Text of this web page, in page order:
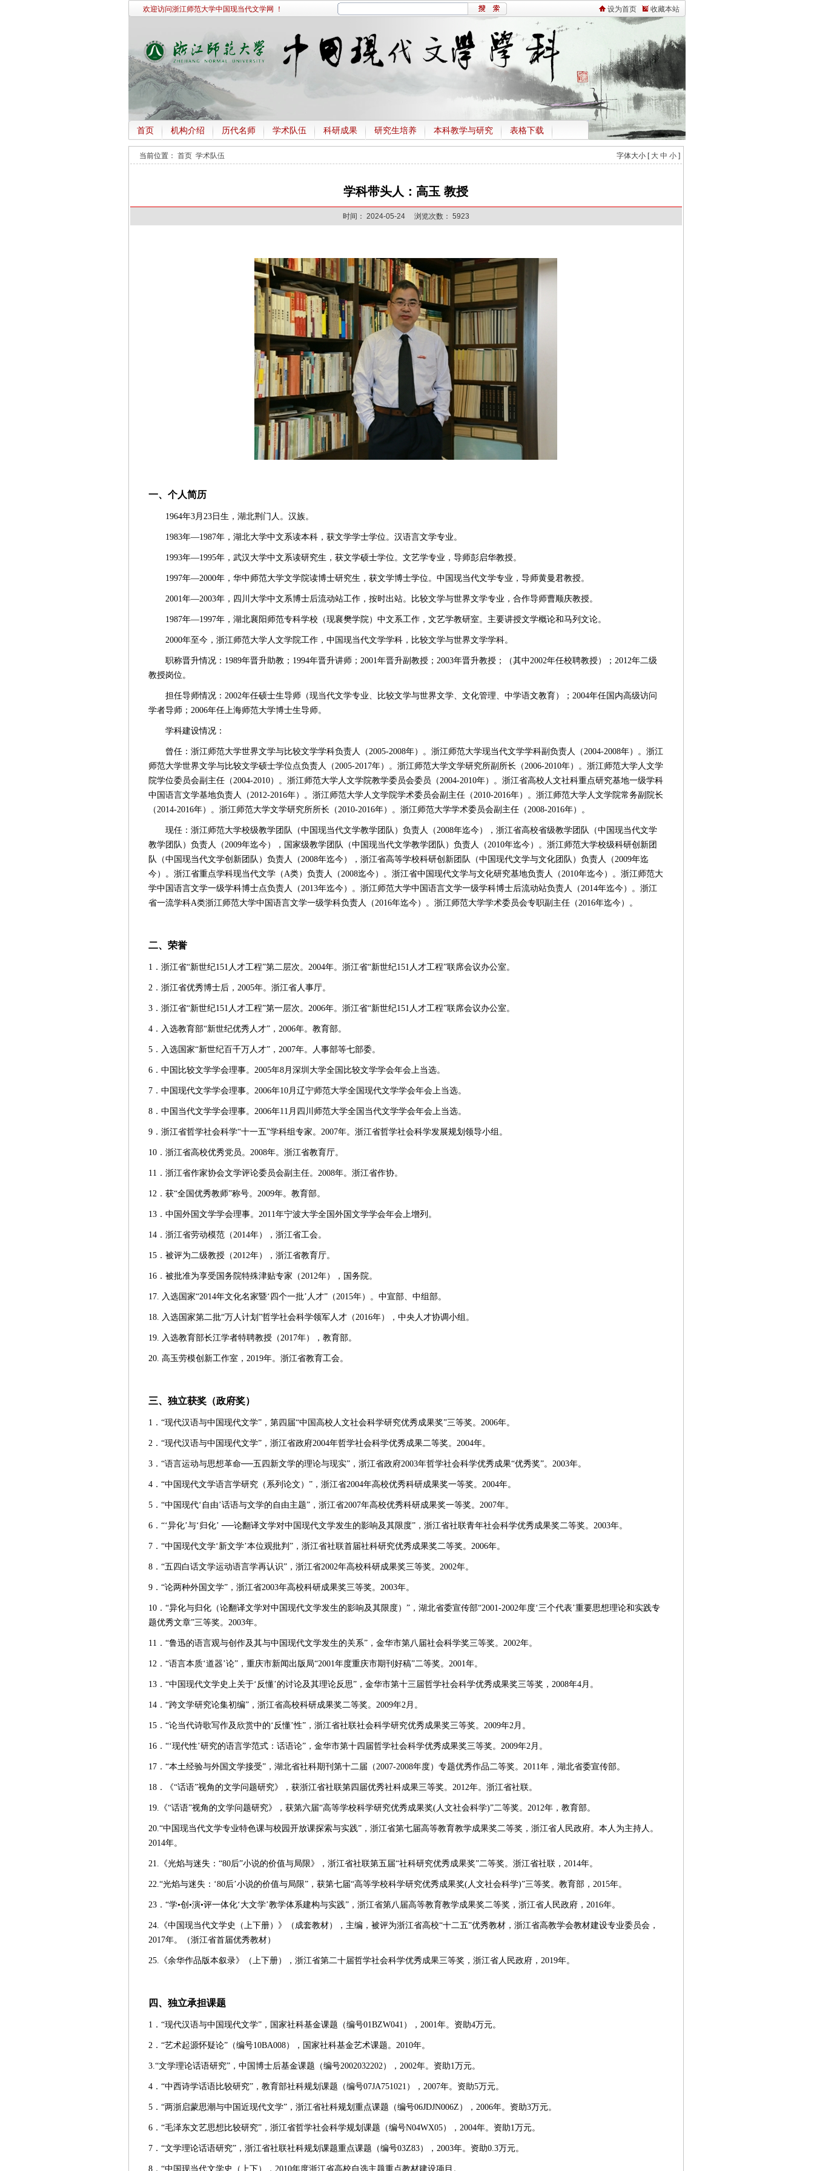
欢迎访问浙江师范大学中国现当代文学网 ！ 设为首页 收藏本站
首页 机构介绍 历代名师 学术队伍 科研成果 研究生培养 本科教学与研究 表格下载
当前位置： 首页 学术队伍 字体大小 [ 大 中 小]
学科带头人：高玉 教授
时间： 2024-05-24 浏览次数： 5923
一、个人简历
1964年3月23日生，湖北荆门人。汉族。
1983年—1987年，湖北大学中文系读本科，获文学学士学位。汉语言文学专业。
1993年—1995年，武汉大学中文系读研究生，获文学硕士学位。文艺学专业，导师彭启华教授。
1997年—2000年，华中师范大学文学院读博士研究生，获文学博士学位。中国现当代文学专业，导师黄曼君教授。
2001年—2003年，四川大学中文系博士后流动站工作，按时出站。比较文学与世界文学专业，合作导师曹顺庆教授。
1987年—1997年，湖北襄阳师范专科学校（现襄樊学院）中文系工作，文艺学教研室。主要讲授文学概论和马列文论。
2000年至今，浙江师范大学人文学院工作，中国现当代文学学科，比较文学与世界文学学科。
职称晋升情况：1989年晋升助教；1994年晋升讲师；2001年晋升副教授；2003年晋升教授；（其中2002年任校聘教授）；2012年二级
教授岗位。
担任导师情况：2002年任硕士生导师（现当代文学专业、比较文学与世界文学、文化管理、中学语文教育）；2004年任国内高级访问
学者导师；2006年任上海师范大学博士生导师。
学科建设情况：
曾任：浙江师范大学世界文学与比较文学学科负责人（2005-2008年）。浙江师范大学现当代文学学科副负责人（2004-2008年）。浙江
师范大学世界文学与比较文学硕士学位点负责人（2005-2017年）。浙江师范大学文学研究所副所长（2006-2010年）。浙江师范大学人文学
院学位委员会副主任（2004-2010）。浙江师范大学人文学院教学委员会委员（2004-2010年）。浙江省高校人文社科重点研究基地一级学科
中国语言文学基地负责人（2012-2016年）。浙江师范大学人文学院学术委员会副主任（2010-2016年）。浙江师范大学人文学院常务副院长
（2014-2016年）。浙江师范大学文学研究所所长（2010-2016年）。浙江师范大学学术委员会副主任（2008-2016年）。
现任：浙江师范大学校级教学团队（中国现当代文学教学团队）负责人（2008年迄今），浙江省高校省级教学团队（中国现当代文学
教学团队）负责人（2009年迄今），国家级教学团队（中国现当代文学教学团队）负责人（2010年迄今）。浙江师范大学校级科研创新团
队（中国现当代文学创新团队）负责人（2008年迄今），浙江省高等学校科研创新团队（中国现代文学与文化团队）负责人（2009年迄
今）。浙江省重点学科现当代文学（A类）负责人（2008迄今）。浙江省中国现代文学与文化研究基地负责人（2010年迄今）。浙江师范大
学中国语言文学一级学科博士点负责人（2013年迄今）。浙江师范大学中国语言文学一级学科博士后流动站负责人（2014年迄今）。浙江
省一流学科A类浙江师范大学中国语言文学一级学科负责人（2016年迄今）。浙江师范大学学术委员会专职副主任（2016年迄今）。
二、荣誉
1．浙江省“新世纪151人才工程”第二层次。2004年。浙江省“新世纪151人才工程”联席会议办公室。
2．浙江省优秀博士后，2005年。浙江省人事厅。
3．浙江省“新世纪151人才工程”第一层次。2006年。浙江省“新世纪151人才工程”联席会议办公室。
4．入选教育部“新世纪优秀人才”，2006年。教育部。
5．入选国家“新世纪百千万人才”，2007年。人事部等七部委。
6．中国比较文学学会理事。2005年8月深圳大学全国比较文学学会年会上当选。
7．中国现代文学学会理事。2006年10月辽宁师范大学全国现代文学学会年会上当选。
8．中国当代文学学会理事。2006年11月四川师范大学全国当代文学学会年会上当选。
9．浙江省哲学社会科学“十一五”学科组专家。2007年。浙江省哲学社会科学发展规划领导小组。
10．浙江省高校优秀党员。2008年。浙江省教育厅。
11．浙江省作家协会文学评论委员会副主任。2008年。浙江省作协。
12．获“全国优秀教师”称号。2009年。教育部。
13．中国外国文学学会理事。2011年宁波大学全国外国文学学会年会上增列。
14．浙江省劳动模范（2014年），浙江省工会。
15．被评为二级教授（2012年），浙江省教育厅。
16．被批准为享受国务院特殊津贴专家（2012年），国务院。
17. 入选国家“2014年文化名家暨‘四个一批’人才”（2015年）。中宣部、中组部。
18. 入选国家第二批“万人计划”哲学社会科学领军人才（2016年），中央人才协调小组。
19. 入选教育部长江学者特聘教授（2017年），教育部。
20. 高玉劳模创新工作室，2019年。浙江省教育工会。
三、独立获奖（政府奖）
1．“现代汉语与中国现代文学”，第四届“中国高校人文社会科学研究优秀成果奖”三等奖。2006年。
2．“现代汉语与中国现代文学”，浙江省政府2004年哲学社会科学优秀成果二等奖。2004年。
3．“语言运动与思想革命──五四新文学的理论与现实”，浙江省政府2003年哲学社会科学优秀成果“优秀奖”。2003年。
4．“中国现代文学语言学研究（系列论文）”，浙江省2004年高校优秀科研成果奖一等奖。2004年。
5．“中国现代‘自由’话语与文学的自由主题”，浙江省2007年高校优秀科研成果奖一等奖。2007年。
6．“‘异化’与‘归化’ ──论翻译文学对中国现代文学发生的影响及其限度”，浙江省社联青年社会科学优秀成果奖二等奖。2003年。
7．“中国现代文学‘新文学’本位观批判”，浙江省社联首届社科研究优秀成果奖二等奖。2006年。
8．“五四白话文学运动语言学再认识”，浙江省2002年高校科研成果奖三等奖。2002年。
9．“论两种外国文学”，浙江省2003年高校科研成果奖三等奖。2003年。
10．“异化与归化（论翻译文学对中国现代文学发生的影响及其限度）”，湖北省委宣传部“2001-2002年度‘三个代表’重要思想理论和实践专
题优秀文章”三等奖。2003年。
11．“鲁迅的语言观与创作及其与中国现代文学发生的关系”，金华市第八届社会科学奖三等奖。2002年。
12．“语言本质‘道器’论”，重庆市新闻出版局“2001年度重庆市期刊好稿”二等奖。2001年。
13．“中国现代文学史上关于‘反懂’的讨论及其理论反思”，金华市第十三届哲学社会科学优秀成果奖三等奖，2008年4月。
14．“跨文学研究论集初编”，浙江省高校科研成果奖二等奖。2009年2月。
15．“论当代诗歌写作及欣赏中的‘反懂’性”，浙江省社联社会科学研究优秀成果奖三等奖。2009年2月。
16．“‘现代性’研究的语言学范式：话语论”，金华市第十四届哲学社会科学优秀成果奖三等奖。2009年2月。
17．“本土经验与外国文学接受”，湖北省社科期刊第十二届（2007-2008年度）专题优秀作品二等奖。2011年，湖北省委宣传部。
18．《“话语”视角的文学问题研究》，获浙江省社联第四届优秀社科成果三等奖。2012年。浙江省社联。
19.《“话语”视角的文学问题研究》，获第六届“高等学校科学研究优秀成果奖(人文社会科学)”二等奖。2012年，教育部。
20.“中国现当代文学专业特色课与校园开放课探索与实践”，浙江省第七届高等教育教学成果奖二等奖，浙江省人民政府。本人为主持人。
2014年。
21.《光焰与迷失：“80后”小说的价值与局限》，浙江省社联第五届“社科研究优秀成果奖”二等奖。浙江省社联，2014年。
22.“光焰与迷失：‘80后’小说的价值与局限”，获第七届“高等学校科学研究优秀成果奖(人文社会科学)”三等奖。教育部，2015年。
23．“学•创•演•评一体化‘大文学’教学体系建构与实践”，浙江省第八届高等教育教学成果奖二等奖，浙江省人民政府，2016年。
24.《中国现当代文学史（上下册）》（成套教材），主编，被评为浙江省高校“十二五”优秀教材，浙江省高教学会教材建设专业委员会，
2017年。（浙江省首届优秀教材）
25.《余华作品版本叙录》（上下册），浙江省第二十届哲学社会科学优秀成果三等奖，浙江省人民政府，2019年。
四、独立承担课题
1．“现代汉语与中国现代文学”，国家社科基金课题（编号01BZW041），2001年。资助4万元。
2．“艺术起源怀疑论”（编号10BA008），国家社科基金艺术课题。2010年。
3.“文学理论话语研究”，中国博士后基金课题（编号2002032202），2002年。资助1万元。
4．“中西诗学话语比较研究”，教育部社科规划课题（编号07JA751021），2007年。资助5万元。
5．“两浙启蒙思潮与中国近现代文学”，浙江省社科规划重点课题（编号06JDJN006Z），2006年。资助3万元。
6．“毛泽东文艺思想比较研究”，浙江省哲学社会科学规划课题（编号N04WX05），2004年。资助1万元。
7．“文学理论话语研究”，浙江省社联社科规划课题重点课题（编号03Z83），2003年。资助0.3万元。
8．“中国现当代文学史（上下），2010年度浙江省高校自选主题重点教材建设项目。